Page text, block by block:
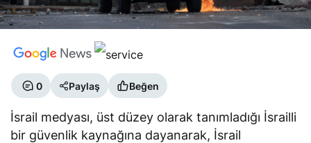
0 Paylaş Beğen
İsrail medyası, üst düzey olarak tanımladığı İsrailli
bir güvenlik kaynağına dayanarak, İsrail